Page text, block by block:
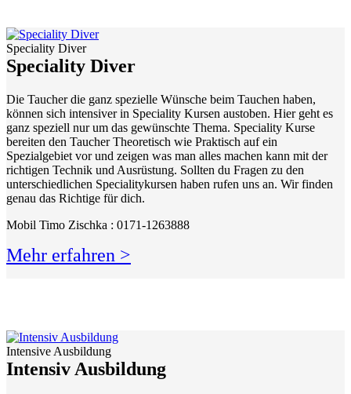
Speciality Diver
Speciality Diver
Die Taucher die ganz spezielle Wünsche beim Tauchen haben,
können sich intensiver in Speciality Kursen austoben. Hier geht es
ganz speziell nur um das gewünschte Thema. Speciality Kurse
bereiten den Taucher Theoretisch wie Praktisch auf ein
Spezialgebiet vor und zeigen was man alles machen kann mit der
richtigen Technik und Ausrüstung. Sollten du Fragen zu den
unterschiedlichen Specialitykursen haben rufen uns an. Wir finden
genau das Richtige für dich.
Mobil Timo Zischka : 0171-1263888
Mehr erfahren >
Intensive Ausbildung
Intensiv Ausbildung